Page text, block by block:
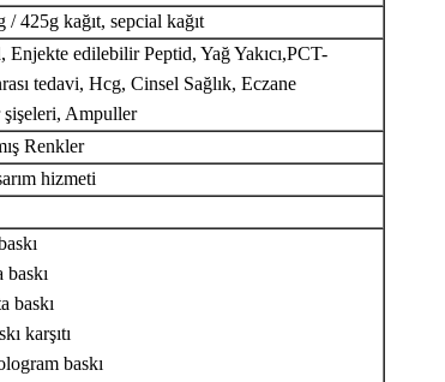
/ 425g kağıt, sepcial kağıt
Enjekte edilebilir Peptid, Yağ Yakıcı,PCT-
tedavi, Hcg, Cinsel Sağlık, Eczane
şişeleri, Ampuller
Renkler
hizmeti
baskı
baskı
karşıtı
baskı